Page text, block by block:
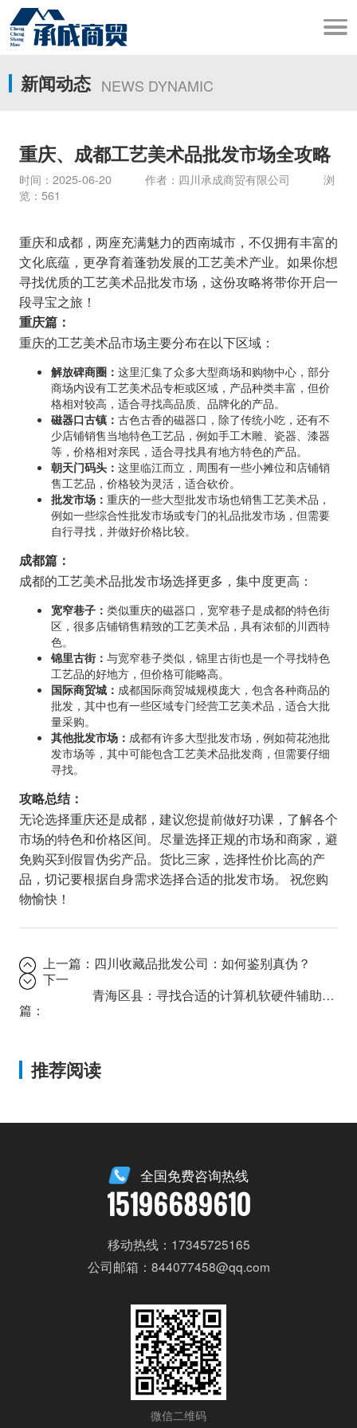
新闻动态 NEWS DYNAMIC
重庆、成都工艺美术品批发市场全攻略
时间：2025-06-20 作者：四川承成商贸有限公司 浏
览：561
重庆和成都，两座充满魅力的西南城市，不仅拥有丰富的
文化底蕴，更孕育着蓬勃发展的工艺美术产业。如果你想
寻找优质的工艺美术品批发市场，这份攻略将带你开启一
段寻宝之旅！
重庆篇：
重庆的工艺美术品市场主要分布在以下区域：
解放碑商圈： 这里汇集了众多大型商场和购物中心，部分
商场内设有工艺美术品专柜或区域，产品种类丰富，但价
格相对较高，适合寻找高品质、品牌化的产品。
磁器口古镇： 古色古香的磁器口，除了传统小吃，还有不
少店铺销售当地特色工艺品，例如手工木雕、瓷器、漆器
等，价格相对亲民，适合寻找具有地方特色的产品。
朝天门码头： 这里临江而立，周围有一些小摊位和店铺销
售工艺品，价格较为灵活，适合砍价。
批发市场： 重庆的一些大型批发市场也销售工艺美术品，
例如一些综合性批发市场或专门的礼品批发市场，但需要
自行寻找，并做好价格比较。
成都篇：
成都的工艺美术品批发市场选择更多，集中度更高：
宽窄巷子： 类似重庆的磁器口，宽窄巷子是成都的特色街
区，很多店铺销售精致的工艺美术品，具有浓郁的川西特
色。
锦里古街： 与宽窄巷子类似，锦里古街也是一个寻找特色
工艺品的好地方，但价格可能略高。
国际商贸城： 成都国际商贸城规模庞大，包含各种商品的
批发，其中也有一些区域专门经营工艺美术品，适合大批
量采购。
其他批发市场： 成都有许多大型批发市场，例如荷花池批
发市场等，其中可能包含工艺美术品批发商，但需要仔细
寻找。
攻略总结：
无论选择重庆还是成都，建议您提前做好功课，了解各个
市场的特色和价格区间。尽量选择正规的市场和商家，避
免购买到假冒伪劣产品。货比三家，选择性价比高的产
品，切记要根据自身需求选择合适的批发市场。 祝您购
物愉快！
上一篇： 四川收藏品批发公司：如何鉴别真伪？
下一
篇：
青海区县：寻找合适的计算机软硬件辅助设备批发商？
推荐阅读
全国免费咨询热线
15196689610
移动热线：17345725165
公司邮箱：844077458@qq.com
微信二维码